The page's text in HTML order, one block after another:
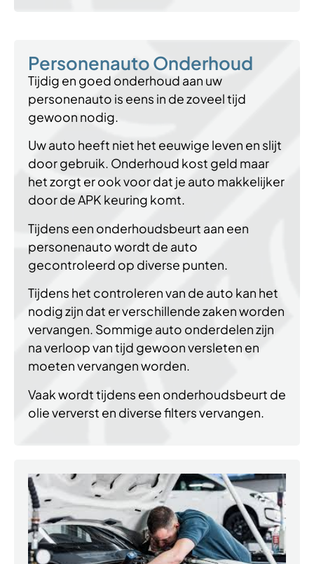
Personenauto Onderhoud
Tijdig en goed onderhoud aan uw
personenauto is eens in de zoveel tijd
gewoon nodig.
Uw auto heeft niet het eeuwige leven en slijt
door gebruik. Onderhoud kost geld maar
het zorgt er ook voor dat je auto makkelijker
door de APK keuring komt.
Tijdens een onderhoudsbeurt aan een
personenauto wordt de auto
gecontroleerd op diverse punten.
Tijdens het controleren van de auto kan het
nodig zijn dat er verschillende zaken worden
vervangen. Sommige auto onderdelen zijn
na verloop van tijd gewoon versleten en
moeten vervangen worden.
Vaak wordt tijdens een onderhoudsbeurt de
olie ververst en diverse filters vervangen.